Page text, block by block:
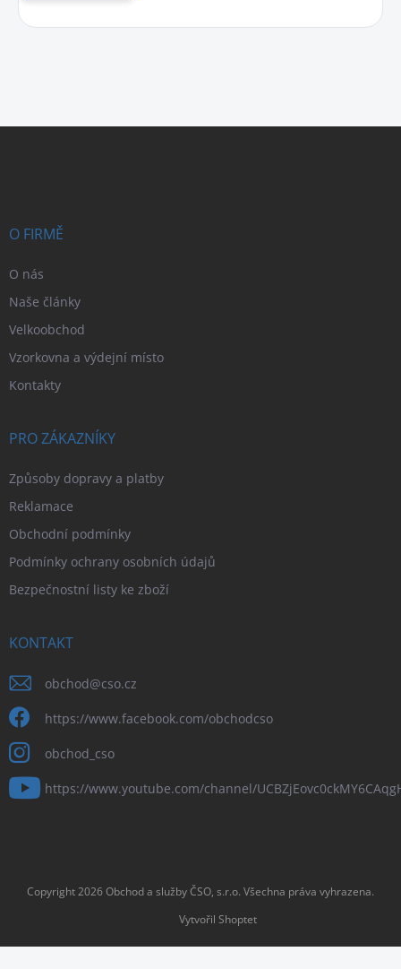
Z
O FIRMĚ
O nás
Naše články
Velkoobchod
Vzorkovna a výdejní místo
Kontakty
PRO ZÁKAZNÍKY
Způsoby dopravy a platby
Reklamace
Obchodní podmínky
Podmínky ochrany osobních údajů
Bezpečnostní listy ke zboží
KONTAKT
obchod@cso.cz
https://www.facebook.com/obchodcso
obchod_cso
https://www.youtube.com/channel/
Vytvořil Shoptet
Copyright 2026Obchod a služby ČSO, s.r.o. Všechna práva vyhrazena.